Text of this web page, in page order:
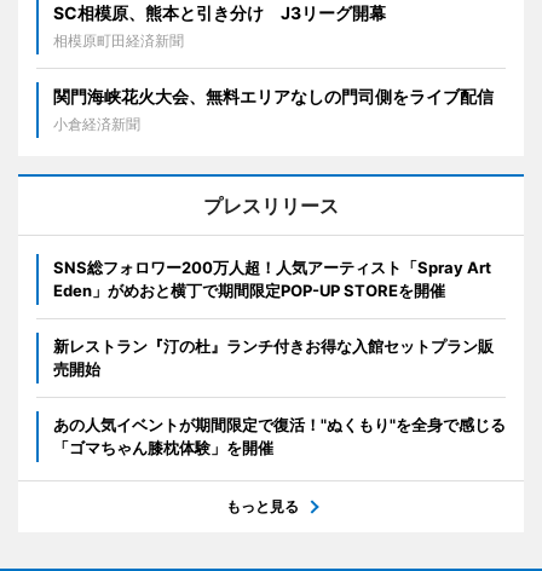
SC相模原、熊本と引き分け J3リーグ開幕
相模原町田経済新聞
関門海峡花火大会、無料エリアなしの門司側をライブ配信
小倉経済新聞
プレスリリース
SNS総フォロワー200万人超！人気アーティスト「Spray Art
Eden」がめおと横丁で期間限定POP-UP STOREを開催
新レストラン『汀の杜』ランチ付きお得な入館セットプラン販
売開始
あの人気イベントが期間限定で復活！"ぬくもり"を全身で感じる
「ゴマちゃん膝枕体験」を開催
もっと見る